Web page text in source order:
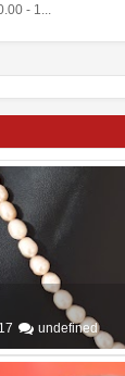
- 1...
undefined